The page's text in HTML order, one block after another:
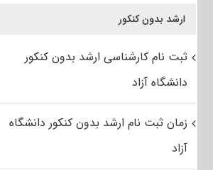
ارشد بدون کنکور
ثبت نام کارشناسی ارشد بدون کنکور
دانشگاه آزاد
زمان ثبت نام ارشد بدون کنکور دانشگاه
آزاد